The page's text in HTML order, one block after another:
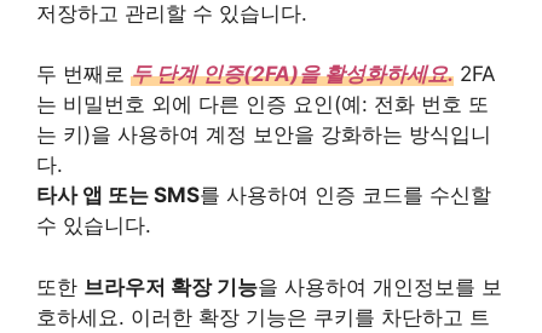
저장하고 관리할 수 있습니다.
두 번째로 두 단계 인증(2FA)을 활성화하세요. 2FA
는 비밀번호 외에 다른 인증 요인(예: 전화 번호 또
는 키)을 사용하여 계정 보안을 강화하는 방식입니
다.
타사 앱 또는 SMS를 사용하여 인증 코드를 수신할
수 있습니다.
또한 브라우저 확장 기능을 사용하여 개인정보를 보
호하세요. 이러한 확장 기능은 쿠키를 차단하고 트